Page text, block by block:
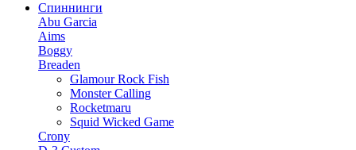
Спиннинги
Abu Garcia
Aims
Boggy
Breaden
Glamour Rock Fish
Monster Calling
Rocketmaru
Squid Wicked Game
Crony